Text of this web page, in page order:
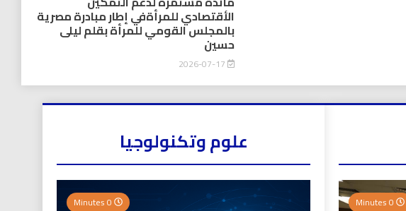
الأقتصادي للمرأةفي إطار مبادرة مصرية
بالمجلس القومي للمرأة بقلم ليلى
حسين
0 Minutes
علوم وتكنولوجيا
0 Minutes